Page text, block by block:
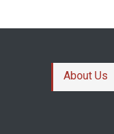
About Us